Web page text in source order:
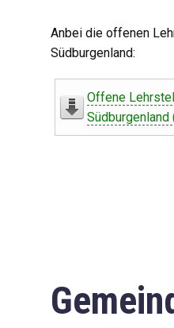
Anbei die offenen
Südburgenland:
Offene
Südburgenland